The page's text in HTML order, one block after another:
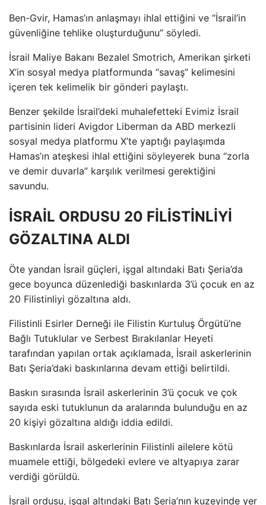
Ben-Gvir, Hamas’ın anlaşmayı ihlal ettiğini ve “İsrail’in
güvenliğine tehlike oluşturduğunu” söyledi.
İsrail Maliye Bakanı Bezalel Smotrich, Amerikan şirketi
X’in sosyal medya platformunda “savaş” kelimesini
içeren tek kelimelik bir gönderi paylaştı.
Benzer şekilde İsrail’deki muhalefetteki Evimiz İsrail
partisinin lideri Avigdor Liberman da ABD merkezli
sosyal medya platformu X’te yaptığı paylaşımda
Hamas’ın ateşkesi ihlal ettiğini söyleyerek buna “zorla
ve demir duvarla” karşılık verilmesi gerektiğini
savundu.
İSRAİL ORDUSU 20 FİLİSTİNLİYİ
GÖZALTINA ALDI
Öte yandan İsrail güçleri, işgal altındaki Batı Şeria’da
gece boyunca düzenlediği baskınlarda 3’ü çocuk en az
20 Filistinliyi gözaltına aldı.
Filistinli Esirler Derneği ile Filistin Kurtuluş Örgütü’ne
Bağlı Tutuklular ve Serbest Bırakılanlar Heyeti
tarafından yapılan ortak açıklamada, İsrail askerlerinin
Batı Şeria’daki baskınlarına devam ettiği belirtildi.
Baskın sırasında İsrail askerlerinin 3’ü çocuk ve çok
sayıda eski tutuklunun da aralarında bulunduğu en az
20 kişiyi gözaltına aldığı iddia edildi.
Baskınlarda İsrail askerlerinin Filistinli ailelere kötü
muamele ettiği, bölgedeki evlere ve altyapıya zarar
verdiği görüldü.
İsrail ordusu, işgal altındaki Batı Şeria’nın kuzeyinde yer